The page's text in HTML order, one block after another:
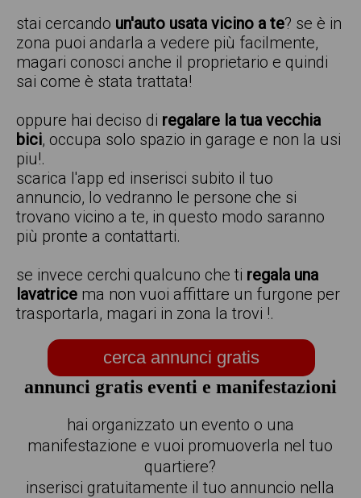
stai cercando un'auto usata vicino a te? se è in
zona puoi andarla a vedere più facilmente,
magari conosci anche il proprietario e quindi
sai come è stata trattata!
oppure hai deciso di regalare la tua vecchia
bici, occupa solo spazio in garage e non la usi
piu!.
scarica l'app ed inserisci subito il tuo
annuncio, lo vedranno le persone che si
trovano vicino a te, in questo modo saranno
più pronte a contattarti.
se invece cerchi qualcuno che ti regala una
lavatrice ma non vuoi affittare un furgone per
trasportarla, magari in zona la trovi !.
cerca annunci gratis
annunci gratis eventi e manifestazioni
hai organizzato un evento o una
manifestazione e vuoi promuoverla nel tuo
quartiere?
inserisci gratuitamente il tuo annuncio nella